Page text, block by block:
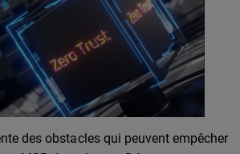
des obstacles qui peuvent empêcher